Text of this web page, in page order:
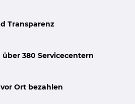
Transparenz
380 Servicecentern
Ort bezahlen